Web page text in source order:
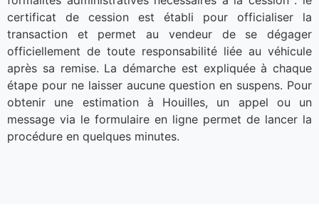
certificat de cession est établi pour officialiser la
transaction et permet au vendeur de se dégager
officiellement de toute responsabilité liée au véhicule
après sa remise. La démarche est expliquée à chaque
étape pour ne laisser aucune question en suspens. Pour
obtenir une estimation à Houilles, un appel ou un
message via le formulaire en ligne permet de lancer la
procédure en quelques minutes.